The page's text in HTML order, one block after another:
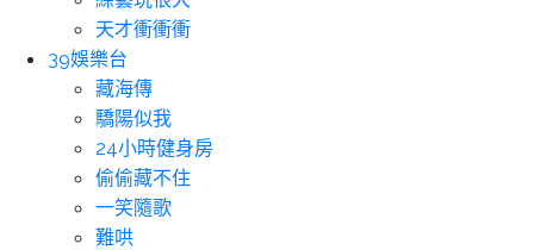
天才衝衝衝
39娛樂台
藏海傳
驕陽似我
24小時健身房
偷偷藏不住
一笑隨歌
難哄